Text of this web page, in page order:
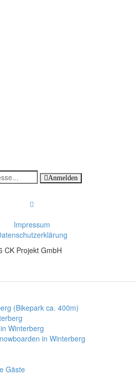
Anmelden
Impressum
CK Projekt GmbH
(Bikepark ca. 400m)
Winterberg
in Winterberg
Gäste